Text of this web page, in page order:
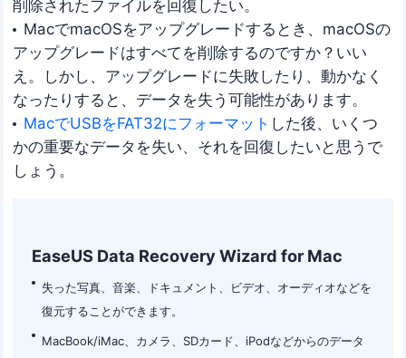
削除されたファイルを回復したい。
MacでmacOSをアップグレードするとき、macOSの
アップグレードはすべてを削除するのですか？いい
え。しかし、アップグレードに失敗したり、動かなく
なったりすると、データを失う可能性があります。
MacでUSBをFAT32にフォーマット した後、いくつ
かの重要なデータを失い、それを回復したいと思うで
しょう。
EaseUS Data Recovery Wizard for Mac
失った写真、音楽、ドキュメント、ビデオ、オーディオなどを
復元することができます。
MacBook/iMac、カメラ、SDカード、iPodなどからのデータ